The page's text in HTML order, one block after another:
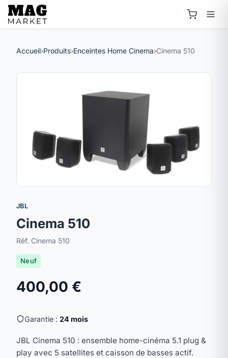
Accueil›Produits›Enceintes Home Cinema›Cinema 510
JBL
Cinema 510
Réf. Cinema 510
Neuf
400,00 €
Garantie : 24 mois
JBL Cinema 510 : ensemble home-cinéma 5.1 plug &
play avec 5 satellites et caisson de basses actif.